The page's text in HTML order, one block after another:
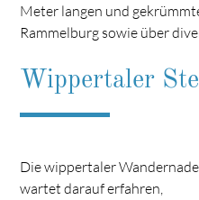
Meter langen und
Rammelburg sowie über
Wippertaler
Die wippertaler
wartet darauf erfahren,